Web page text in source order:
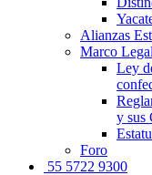
Alianzas
Marco Legal
Ley
y sus
Foro
55 5722 9300